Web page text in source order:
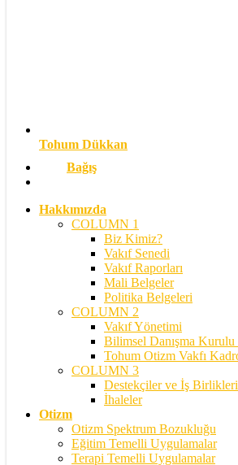
Tohum Dükkan
Bağış
Hakkımızda
COLUMN 1
Biz Kimiz?
Vakıf Senedi
Vakıf Raporları
Mali Belgeler
Politika Belgeleri
COLUMN 2
Vakıf Yönetimi
Bilimsel Danışma
Tohum Otizm Vakfı
COLUMN 3
Destekçiler ve İş Birlikleri
İhaleler
Otizm
Otizm Spektrum Bozukluğu
Eğitim Temelli Uygulamalar
Terapi Temelli Uygulamalar